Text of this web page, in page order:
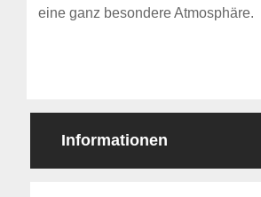
eine ganz besondere Atmosphäre.
Informationen